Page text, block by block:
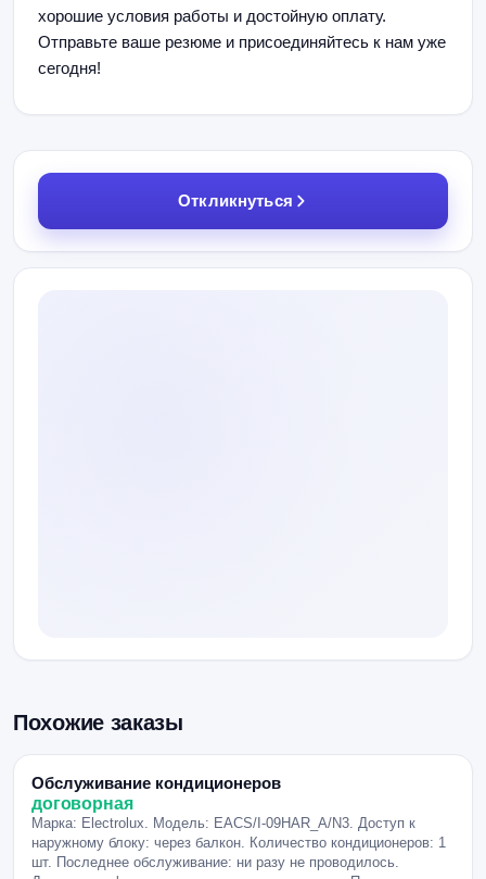
хорошие условия работы и достойную оплату.
Отправьте ваше резюме и присоединяйтесь к нам уже
сегодня!
Откликнуться
Похожие заказы
Обслуживание кондиционеров
договорная
Марка: Electrolux. Модель: EACS/I-09HAR_A/N3. Доступ к
наружному блоку: через балкон. Количество кондиционеров: 1
шт. Последнее обслуживание: ни разу не проводилось.